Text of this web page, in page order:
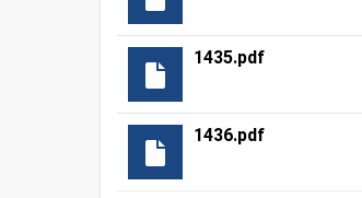
1435.pdf
1436.pdf